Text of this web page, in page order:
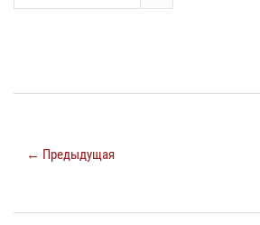
← Предыдущая